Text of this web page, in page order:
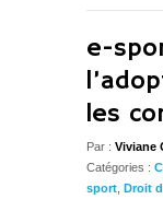
e-
les
Par : Viviane
Catégories :
sport Droit